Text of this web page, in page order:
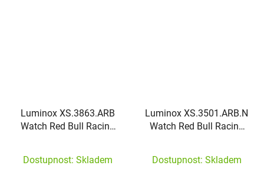
Luminox XS.3863.ARB
Watch Red Bull Racing
Dostupnost: Skladem
Luminox XS.3501.ARB.N
Watch Red Bull Racing
Dostupnost: Skladem